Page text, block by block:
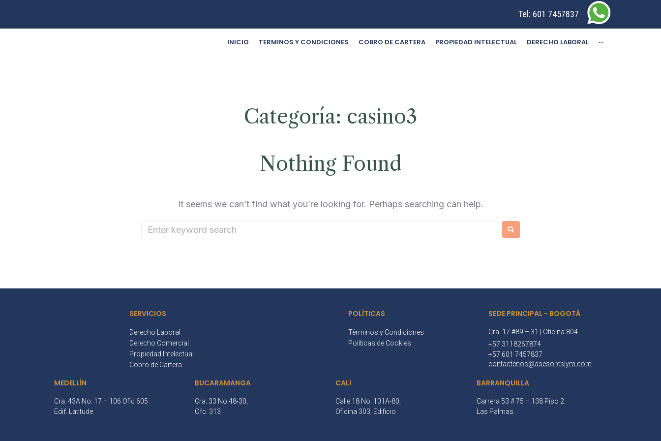
Tel: 601 7457837
INICIO TERMINOS Y CONDICIONES COBRO DE CARTERA PROPIEDAD INTELECTUAL DERECHO LABORAL ···
Categoría: casino3
Nothing Found
It seems we can’t find what you’re looking for. Perhaps searching can help.
SERVICIOS
Derecho Laboral
Derecho Comercial
Propiedad Intelectual
Cobro de Cartera
POLÍTICAS
Términos y Condiciones
Políticas de Cookies
SEDE PRINCIPAL - BOGOTÁ
Cra. 17 #89 – 31 | Oficina 804
+57 3118267874
+57 601 7457837
contactenos@asesoreslym.com
MEDELLÍN
Cra. 43A No. 17 – 106 Ofic 605
Edif. Latitude
BUCARAMANGA
Cra. 33 No 48-30,
Ofc. 313
CALI
Calle 18 No. 101A-80,
Oficina 303, Edificio
BARRANQUILLA
Carrera 53 # 75 – 138 Piso 2.
Las Palmas.